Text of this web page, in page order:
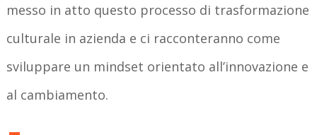
messo in atto questo processo di trasformazione
culturale in azienda e ci racconteranno come
sviluppare un mindset orientato all’innovazione e
al cambiamento.